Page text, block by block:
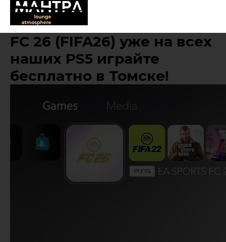
FC 26 (FIFA26) уже на всех
наших PS5 играйте
бесплатно в Томске!